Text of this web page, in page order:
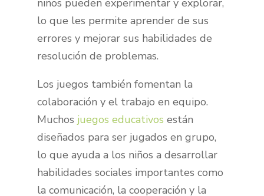
niños pueden experimentar y explorar,
lo que les permite aprender de sus
errores y mejorar sus habilidades de
resolución de problemas.
Los juegos también fomentan la
colaboración y el trabajo en equipo.
Muchos juegos educativos están
diseñados para ser jugados en grupo,
lo que ayuda a los niños a desarrollar
habilidades sociales importantes como
la comunicación, la cooperación y la